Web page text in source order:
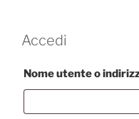
Accedi
Nome utente o